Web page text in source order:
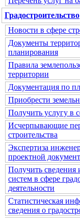
Градостроительство
Новости в сфере
Документы
планирования
Правила
территории
Документация по
Приобрести
Получить услугу в
Исчерпывающие
строительства
Экспертиза
проектной
Получить
систем в сфере
деятельности
Статистическая
сведения о